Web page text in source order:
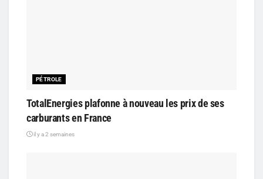
PÉTROLE
TotalEnergies plafonne à nouveau les prix de ses
carburants en France
il y a 2 semaines